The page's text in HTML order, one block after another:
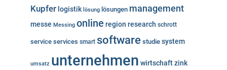
Kupfer logistik lösung lösungen management
messe Messing online region research schrott
service services smart software studie system
umsatz unternehmen wirtschaftzink